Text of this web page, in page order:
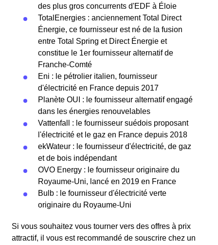
des plus gros concurrents d'EDF à Éloie
TotalEnergies : anciennement Total Direct
Énergie, ce fournisseur est né de la fusion
entre Total Spring et Direct Énergie et
constitue le 1er fournisseur alternatif de
Franche-Comté
Eni : le pétrolier italien, fournisseur
d'électricité en France depuis 2017
Planète OUI : le fournisseur alternatif engagé
dans les énergies renouvelables
Vattenfall : le fournisseur suédois proposant
l'électricité et le gaz en France depuis 2018
ekWateur : le fournisseur d'électricité, de gaz
et de bois indépendant
OVO Energy : le fournisseur originaire du
Royaume-Uni, lancé en 2019 en France
Bulb : le fournisseur d'électricité verte
originaire du Royaume-Uni
Si vous souhaitez vous tourner vers des offres à prix
attractif, il vous est recommandé de souscrire chez un